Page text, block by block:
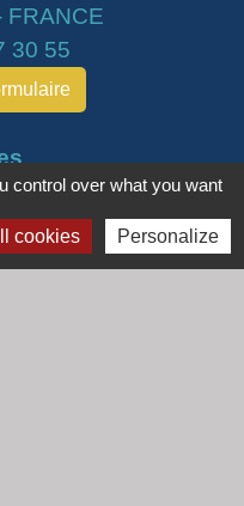
FRANCE
30 55
- 18h30
12h00
- 12h00
control over what you want
cookies Personalize